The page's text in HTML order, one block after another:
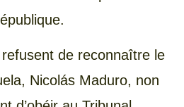
de reconnaître le
Nicolás Maduro, non